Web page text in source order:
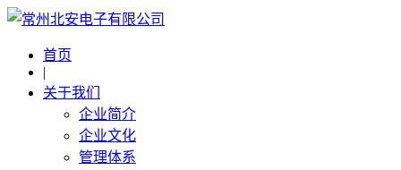
首页
|
关于我们
企业简介
企业文化
管理体系